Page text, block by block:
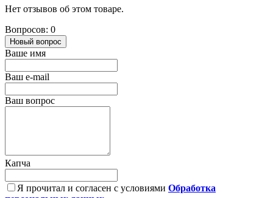
Нет отзывов об этом товаре.
Вопросов: 0
Новый вопрос
Ваше имя
Ваш e-mail
Ваш вопрос
Капча
Я прочитал и согласен с условиями Обработка